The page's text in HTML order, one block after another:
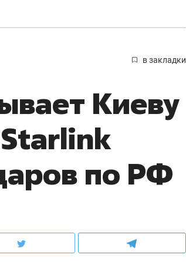
в закладки
Киеву
по РФ